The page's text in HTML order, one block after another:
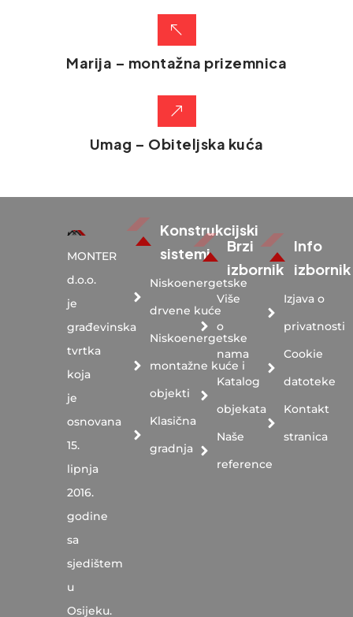
Marija – montažna prizemnica
Umag – Obiteljska kuća
MONTER
d.o.o.
je
građevinska
tvrtka
koja
je
osnovana
15.
lipnja
2016.
godine
sa
sjedištem
u
Osijeku.
Konstrukcijski
sistemi
Niskoenergetske
drvene kuće
Niskoenergetske
montažne kuće i
objekti
Klasična
gradnja
Brzi
izbornik
Više
o
nama
Katalog
objekata
Naše
reference
Info
izbornik
Izjava o
privatnosti
Cookie
datoteke
Kontakt
stranica